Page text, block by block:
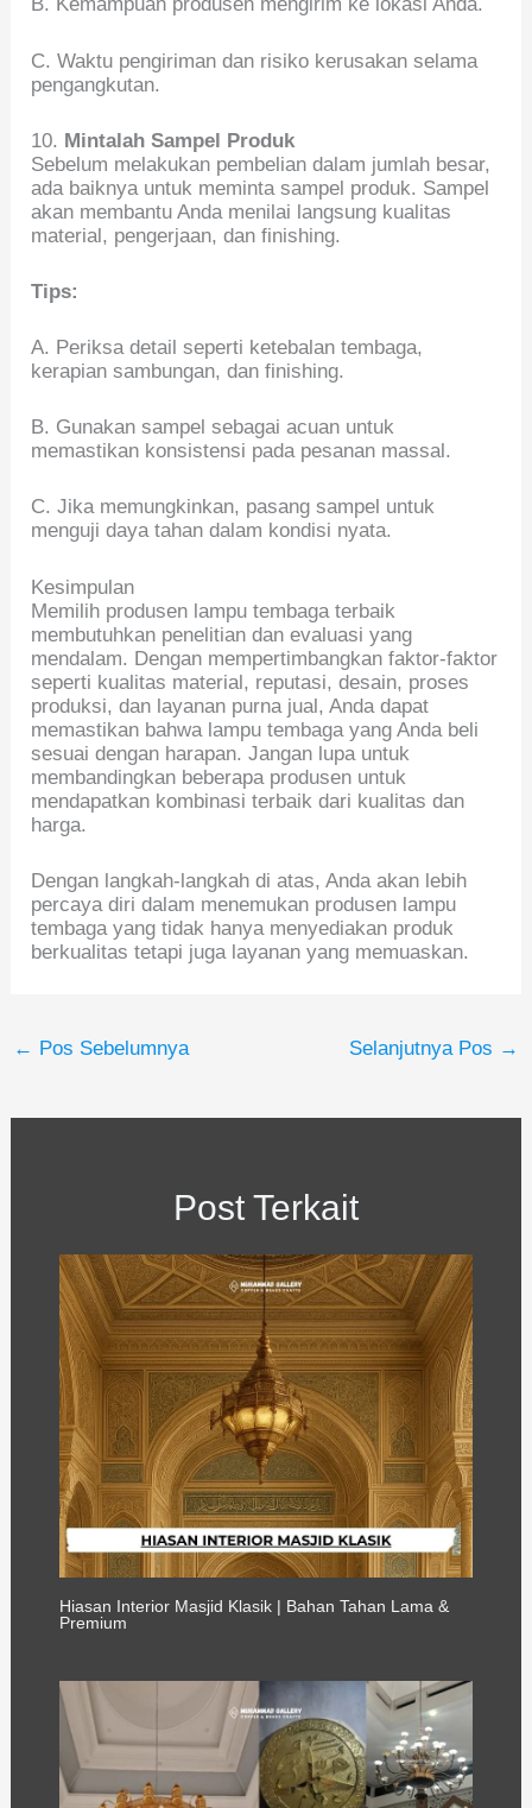
B. Kemampuan produsen mengirim ke lokasi Anda.
C. Waktu pengiriman dan risiko kerusakan selama
pengangkutan.
10. Mintalah Sampel Produk
Sebelum melakukan pembelian dalam jumlah besar,
ada baiknya untuk meminta sampel produk. Sampel
akan membantu Anda menilai langsung kualitas
material, pengerjaan, dan finishing.
Tips:
A. Periksa detail seperti ketebalan tembaga,
kerapian sambungan, dan finishing.
B. Gunakan sampel sebagai acuan untuk
memastikan konsistensi pada pesanan massal.
C. Jika memungkinkan, pasang sampel untuk
menguji daya tahan dalam kondisi nyata.
Kesimpulan
Memilih produsen lampu tembaga terbaik
membutuhkan penelitian dan evaluasi yang
mendalam. Dengan mempertimbangkan faktor-faktor
seperti kualitas material, reputasi, desain, proses
produksi, dan layanan purna jual, Anda dapat
memastikan bahwa lampu tembaga yang Anda beli
sesuai dengan harapan. Jangan lupa untuk
membandingkan beberapa produsen untuk
mendapatkan kombinasi terbaik dari kualitas dan
harga.
Dengan langkah-langkah di atas, Anda akan lebih
percaya diri dalam menemukan produsen lampu
tembaga yang tidak hanya menyediakan produk
berkualitas tetapi juga layanan yang memuaskan.
← Pos Sebelumnya Selanjutnya Pos →
Post Terkait
Hiasan Interior Masjid Klasik | Bahan Tahan Lama &
Premium